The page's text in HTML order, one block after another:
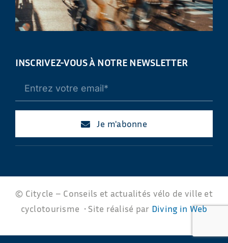
INSCRIVEZ-VOUS À NOTRE NEWSLETTER
Je m'abonne
© Citycle – Conseils et actualités vélo de ville et
cyclotourisme • Site réalisé par Diving in Web